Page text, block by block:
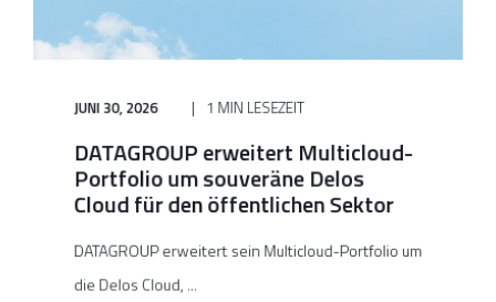
JUNI 30, 2026 1 MIN LESEZEIT
DATAGROUP erweitert Multicloud-
Portfolio um souveräne Delos
Cloud für den öffentlichen Sektor
DATAGROUP erweitert sein Multicloud-Portfolio um
die Delos Cloud, ...